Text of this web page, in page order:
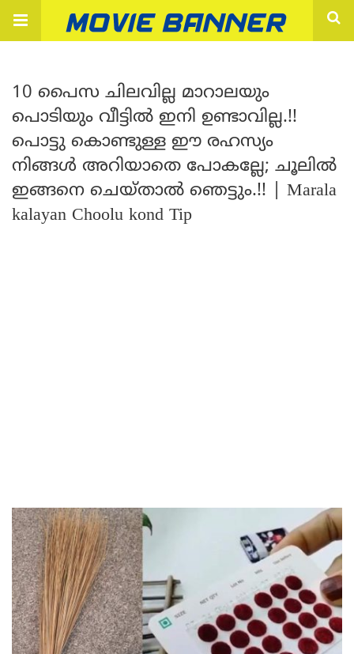
10 പൈസ ചിലവില്ല മാറാലയും
പൊടിയും വീട്ടിൽ ഇനി ഉണ്ടാവില്ല.!!
പൊട്ടു കൊണ്ടുള്ള ഈ രഹസ്യം
നിങ്ങൾ അറിയാതെ പോകല്ലേ; ചൂലിൽ
ഇങ്ങനെ ചെയ്താൽ ഞെട്ടും.!! | Marala
kalayan Choolu kond Tip